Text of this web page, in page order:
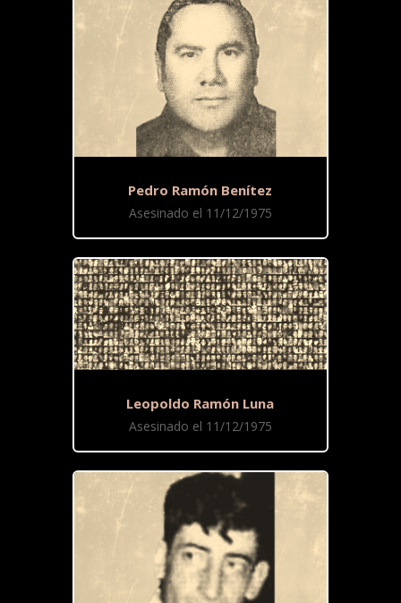
Pedro Ramón Benítez
Asesinado el 11/12/1975
Leopoldo Ramón Luna
Asesinado el 11/12/1975